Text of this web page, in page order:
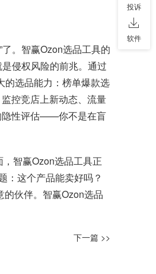
。智赢Ozon选品工具的
侵权风险的前兆。通过
的选品能力：榜单爆款选
控竞店上新动态、流量
隐性评估——你不是在盲
智赢Ozon选品工具正
：这个产品能卖好吗？
的伙伴。智赢Ozon选品
下一篇 >>
投诉
软件